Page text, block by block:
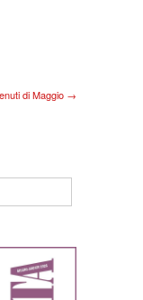
di Maggio →